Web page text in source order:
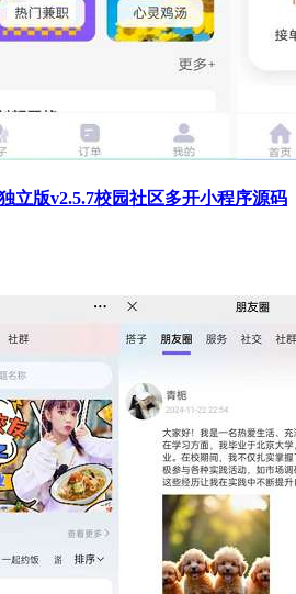
立版v2.5.7校园社区多开小程序源码